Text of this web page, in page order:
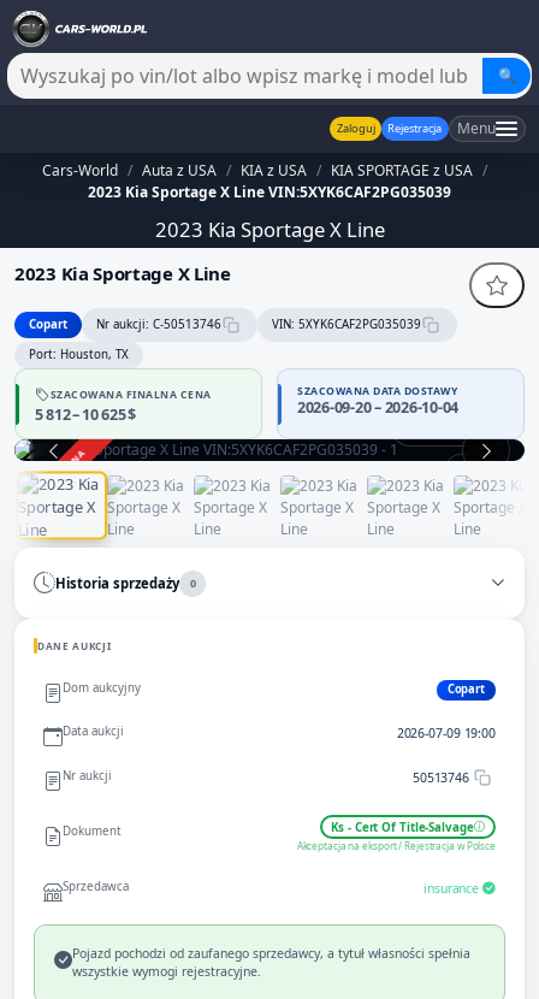
🔍
Zaloguj Rejestracja Menu
Cars-World / Auta z USA / KIA z USA / KIA SPORTAGE z USA /
2023 Kia Sportage X Line VIN:5XYK6CAF2PG035039
2023 Kia Sportage X Line
2023 Kia Sportage X Line
Copart Nr aukcji: C-50513746
VIN: 5XYK6CAF2PG035039
Port: Houston, TX
SZACOWANA FINALNA CENA
5 812 – 10 625 $
SZACOWANA DATA DOSTAWY
2026-09-20 – 2026-10-04
ZAKOŃCZONA
Historia sprzedaży 0
DANE AUKCJI
Dom aukcyjny Copart
Data aukcji 2026-07-09 19:00
Nr aukcji 50513746
Dokument Ks - Cert Of Title-Salvage
Akceptacja na eksport / Rejestracja w Polsce
Sprzedawca insurance
Pojazd pochodzi od zaufanego sprzedawcy, a tytuł własności spełnia
wszystkie wymogi rejestracyjne.